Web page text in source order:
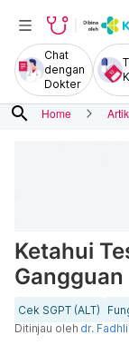
Chat
dengan
Dokter
search Home
Ketahui
Cek SGPT (ALT)
Ditinjau oleh dr.